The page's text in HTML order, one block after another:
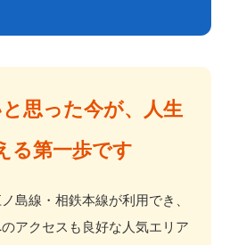
思った今が、人生
る第一歩です
島線・相鉄本線が利用でき、
アクセスも良好な人気エリア